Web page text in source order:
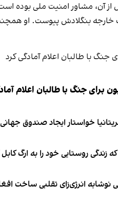
از آن، مشاور امنیت ملی بوده
برای جنگ با طالبان اعلام
خواستار ایجاد صندوق
زندگی روستایی خود را به ارگ